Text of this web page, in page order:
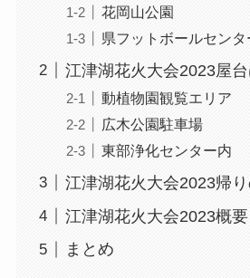
花岡山公園
県フットボールセンタ
江津湖花火大会2023屋台
動植物園観覧エリア
広木公園駐車場
東部浄化センター内
江津湖花火大会2023帰
江津湖花火大会2023概要
まとめ